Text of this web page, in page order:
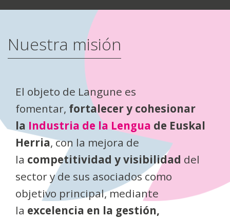
Nuestra misión
El objeto de Langune es
fomentar, fortalecer y cohesionar
la Industria de la Lengua de Euskal
Herria, con la mejora de
la competitividad y visibilidad del
sector y de sus asociadoscomo
objetivo principal, mediante
la excelencia en la gestión,